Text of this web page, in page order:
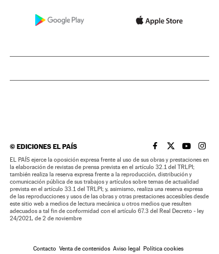
©EDICIONES EL PAÍS EL PAÍS BRASIL EN
EL PAÍSEL PAÍS
EL
EL PAÍS ejerce la oposición expresa frente al uso de sus obras y prestaciones en
la elaboración de revistas de prensa prevista en el artículo 32.1 del TRLPI;
también realiza la reserva expresa frente a la reproducción, distribución y
comunicación pública de sus trabajos y artículos sobre temas de actualidad
prevista en el artículo 33.1 del TRLPI; y, asimismo, realiza una reserva expresa
de las reproducciones y usos de las obras y otras prestaciones accesibles desde
este sitio web a medios de lectura mecánica u otros medios que resulten
adecuados a tal fin de conformidad con el artículo 67.3 del Real Decreto - ley
24/2021, de 2 de noviembre
Contacto Venta de contenidos Aviso legal Política cookies